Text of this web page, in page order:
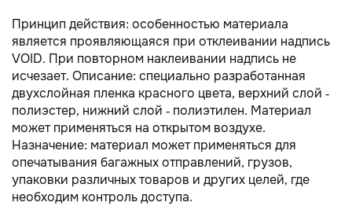
Принцип действия: особенностью материала
является проявляющаяся при отклеивании надпись
VOID. При повторном наклеивании надпись не
исчезает. Описание: специально разработанная
двухслойная пленка красного цвета, верхний слой -
полиэстер, нижний слой - полиэтилен. Материал
может применяться на открытом воздухе.
Назначение: материал может применяться для
опечатывания багажных отправлений, грузов,
упаковки различных товаров и других целей, где
необходим контроль доступа.